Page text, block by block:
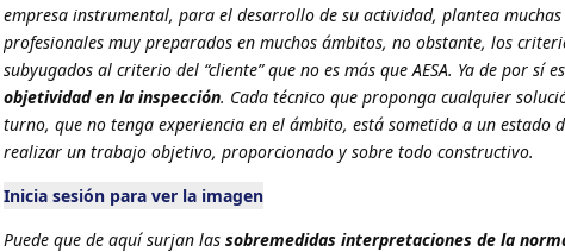
empresa instrumental, para el desarrollo de su actividad, plantea muchas
profesionales muy preparados en muchos ámbitos, no obstante, los
subyugados al criterio del “cliente” que no es más que AESA. Ya de por sí
objetividad en la inspección. Cada técnico que proponga cualquier
turno, que no tenga experiencia en el ámbito, está sometido a un estado
realizar un trabajo objetivo, proporcionado y sobre todo constructivo.
Inicia sesión para ver la imagen
Puede que de aquí surjan las sobremedidas interpretaciones de la